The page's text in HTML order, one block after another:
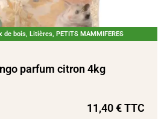
de bois, Litières, PETITS MAMMIFERES
parfum citron 4kg
11,40€TTC